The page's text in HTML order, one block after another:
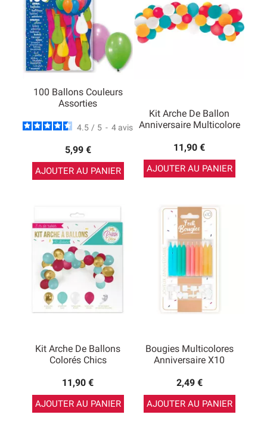
100 Ballons Couleurs
Assorties
4.5 / 5 - 4 avis
5,99 €
AJOUTER AU PANIER
Kit Arche De Ballon
Anniversaire Multicolore
11,90 €
AJOUTER AU PANIER
Kit Arche De Ballons
Colorés Chics
11,90 €
AJOUTER AU PANIER
Bougies Multicolores
Anniversaire X10
2,49 €
AJOUTER AU PANIER